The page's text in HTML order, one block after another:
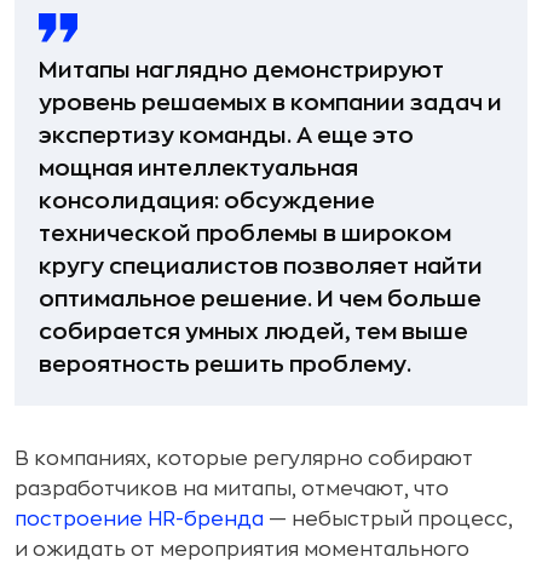
Митапы наглядно демонстрируют
уровень решаемых в компании задач и
экспертизу команды. А еще это
мощная интеллектуальная
консолидация: обсуждение
технической проблемы в широком
кругу специалистов позволяет найти
оптимальное решение. И чем больше
собирается умных людей, тем выше
вероятность решить проблему.
В компаниях, которые регулярно собирают
разработчиков на митапы, отмечают, что
построение HR-бренда — небыстрый процесс,
и ожидать от мероприятия моментального